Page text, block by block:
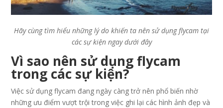
Hãy cùng tìm hiểu những lý do khiến ta nên sử dụng flycam tại
các sự kiện ngay dưới đây
Vì sao nên sử dụng flycam
trong các sự kiện?
Việc sử dụng flycam đang ngày càng trở nên phổ biến nhờ
những ưu điểm vượt trội trong việc ghi lại các hình ảnh đẹp và